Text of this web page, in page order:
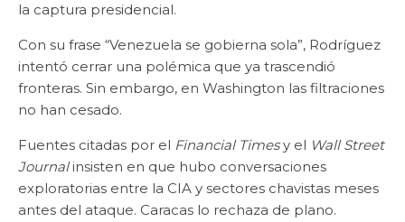
la captura presidencial.
Con su frase “Venezuela se gobierna sola”, Rodríguez
intentó cerrar una polémica que ya trascendió
fronteras. Sin embargo, en Washington las filtraciones
no han cesado.
Fuentes citadas por el Financial Timesy el Wall Street
Journalinsisten en que hubo conversaciones
exploratorias entre la CIA y sectores chavistas meses
antes del ataque. Caracas lo rechaza de plano.